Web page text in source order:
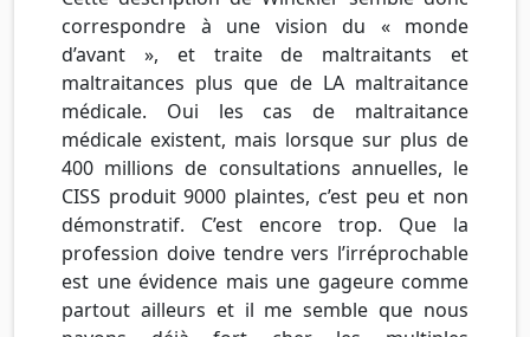
correspondre à une vision du « monde
d’avant », et traite de maltraitants et
maltraitances plus que de LA maltraitance
médicale. Oui les cas de maltraitance
médicale existent, mais lorsque sur plus de
400 millions de consultations annuelles, le
CISS produit 9000 plaintes, c’est peu et non
démonstratif. C’est encore trop. Que la
profession doive tendre vers l’irréprochable
est une évidence mais une gageure comme
partout ailleurs et il me semble que nous